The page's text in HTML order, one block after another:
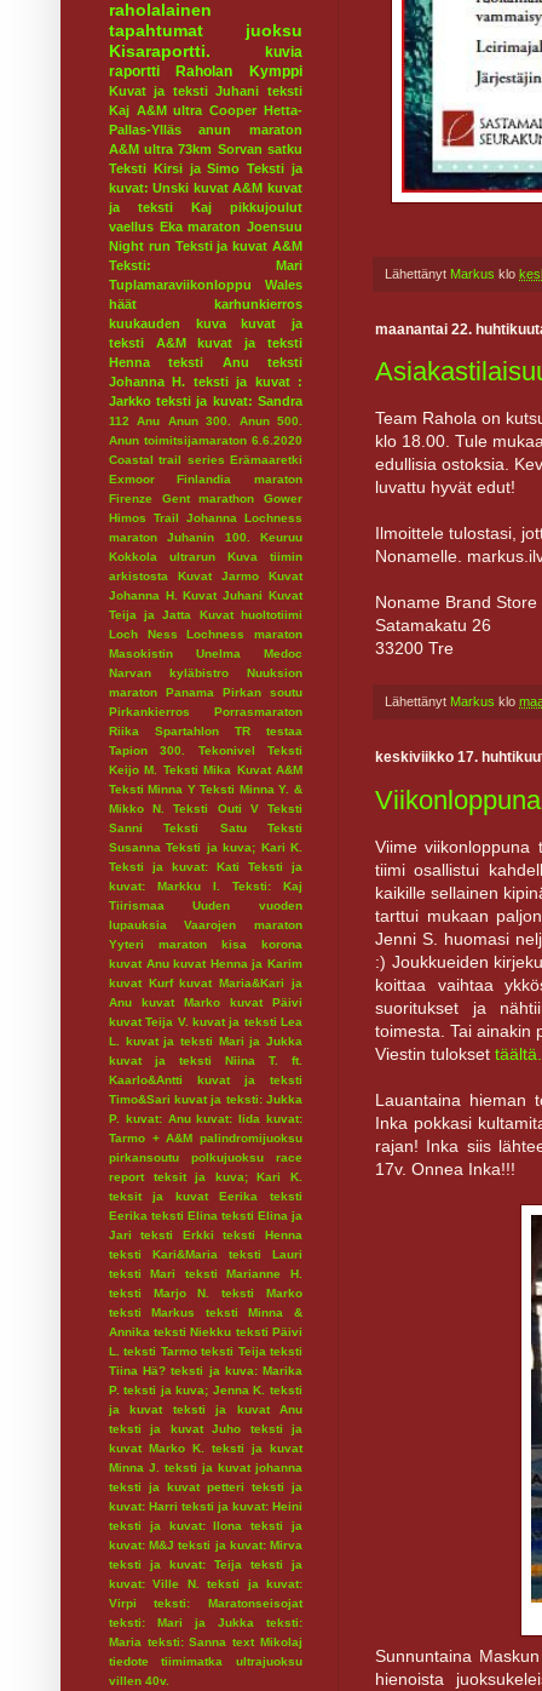
Lähettänyt Markus klo
maanantai 22.
Team Rahola on
klo 18.00. Tule
edullisia ostoksia.
luvattu hyvät edut!
Ilmoittele tulostasi,
Nonamelle.
Noname Brand Store
Satamakatu 26
33200 Tre
Lähettänyt Markus klo
keskiviikko 17.
Viime viikonloppuna
tiimi osallistui
kaikille sellainen
tarttui mukaan
Jenni S. huomasi
:) Joukkueiden
koittaa vaihtaa
suoritukset ja
toimesta. Tai ainakin
Viestin tulokset täältä.
Lauantaina hieman
Inka pokkasi
rajan! Inka siis
17v. Onnea Inka!!!
Sunnuntaina
hienoista
raholalainen
tapahtumat
juoksu
Kisaraportti.
kuvia
raportti
Raholan Kymppi
Kuvat ja teksti Juhani teksti
Kaj A&M ultra Cooper Hetta-
Pallas-Ylläs
anun maraton
A&M ultra 73km Sorvan satku
Teksti Kirsi ja Simo Teksti ja
kuvat: Unski kuvat A&M kuvat
ja teksti Kaj
pikkujoulut
vaellus Eka maraton Joensuu
Night run Teksti ja kuvat A&M
Teksti: Mari
Tuplamaraviikonloppu
Wales
häät
karhunkierros
kuukauden kuva
kuvat ja
teksti A&M
kuvat ja teksti
Henna
teksti Anu
teksti
Johanna H. teksti ja kuvat :
Jarkko teksti ja kuvat: Sandra
112 Anu Anun 300.
Anun 500.
Anun toimitsijamaraton 6.6.2020
Coastal trail series Erämaaretki
Exmoor
Finlandia maraton
Firenze
Gent marathon
Gower
Himos Trail
Johanna Lochness
maraton
Juhanin 100.
Keuruu
Kokkola ultrarun
Kuva tiimin
arkistosta
Kuvat Jarmo
Kuvat
Johanna H.
Kuvat Juhani Kuvat
Teija ja Jatta
Kuvat huoltotiimi
Loch Ness
Lochness maraton
Masokistin Unelma
Medoc
Narvan kyläbistro
Nuuksion
maraton
Panama
Pirkan soutu
Pirkankierros
Porrasmaraton
Riika
Spartahlon
TR testaa
Tapion 300.
Tekonivel
Teksti
Keijo M.
Teksti Mika Kuvat A&M
Teksti Minna Y Teksti Minna Y. &
Mikko N.
Teksti Outi V
Teksti
Sanni
Teksti Satu
Teksti
Susanna Teksti ja kuva; Kari K.
Teksti ja kuvat: Kati
Teksti ja
kuvat: Markku I.
Teksti: Kaj
Tiirismaa
Uuden vuoden
lupauksia
Vaarojen maraton
Yyteri maraton
kisa
korona
kuvat Anu kuvat Henna ja Karim
kuvat Kurf kuvat Maria&Kari ja
Anu
kuvat Marko
kuvat Päivi
kuvat Teija V. kuvat ja teksti Lea
L.
kuvat ja teksti Mari ja Jukka
kuvat ja teksti Niina T. ft.
Kaarlo&Antti
kuvat ja teksti
Timo&Sari kuvat ja teksti: Jukka
P.
kuvat: Anu kuvat: Iida kuvat:
Tarmo + A&M palindromijuoksu
pirkansoutu
polkujuoksu
race
report
teksit ja kuva; Kari K.
teksit ja kuvat Eerika
teksti
Eerika teksti Elina teksti Elina ja
Jari
teksti Erkki
teksti Henna
teksti Kari&Maria
teksti Lauri
teksti Mari
teksti Marianne H.
teksti Marjo N.
teksti Marko
teksti Markus
teksti Minna &
Annika teksti Niekku teksti Päivi
L.
teksti Tarmo teksti Teija teksti
Tiina Hä? teksti ja kuva: Marika
P. teksti ja kuva; Jenna K.
teksti
ja kuvat
teksti ja kuvat Anu
teksti ja kuvat Juho
teksti ja
kuvat Marko K.
teksti ja kuvat
Minna J.
teksti ja kuvat johanna
teksti ja kuvat petteri
teksti ja
kuvat: Harri teksti ja kuvat: Heini
teksti ja kuvat: Ilona
teksti ja
kuvat: M&J teksti ja kuvat: Mirva
teksti ja kuvat: Teija
teksti ja
kuvat: Ville N.
teksti ja kuvat:
Virpi
teksti: Maratonseisojat
teksti: Mari ja Jukka
teksti:
Maria teksti: Sanna text Mikolaj
tiedote
tiimimatka
ultrajuoksu
villen 40v.